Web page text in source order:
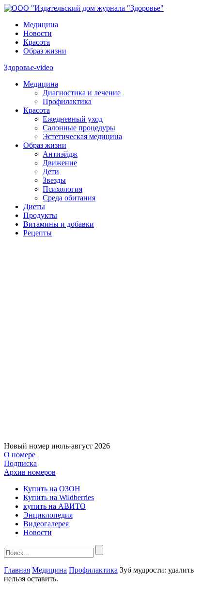
Медицина
Новости
Красота
Образ жизни
Здоровье-video
Медицина
Диагностика и лечение
Профилактика
Красота
Ежедневный уход
Салонные процедуры
Эстетическая медицина
Образ жизни
Антиэйдж
Движение
Дети
Звезды
Психология
Среда обитания
Диеты
Продукты
Витамины и добавки
Рецепты
Новый номер июль-август 2026
О номере
Подписка
Архив номеров
Купить на ОЗОН
Купить на Wildberries
купить на АВИТО
Энциклопедия
Видеогалерея
Новости
Главная Медицина Профилактика Зуб мудрости: удалить
нельзя оставить.